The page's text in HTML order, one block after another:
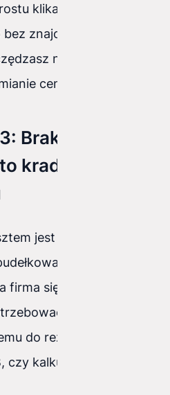
klikasz w tekst na
znajomości
na obsłudze IT
cennika.
Brak
kradzież
jest brak
strona to tylko
firma się rozwija,
narzędzi do
do rezerwacji online,
czy kalkulatora wycen.